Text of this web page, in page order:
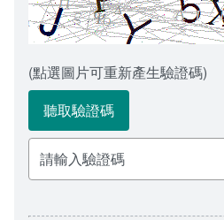
(點選圖片可重新產生驗證碼)
聽取驗證碼